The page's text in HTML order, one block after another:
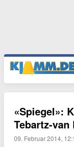
«Spiegel»:
Tebartz-van
09. Februar 2014,